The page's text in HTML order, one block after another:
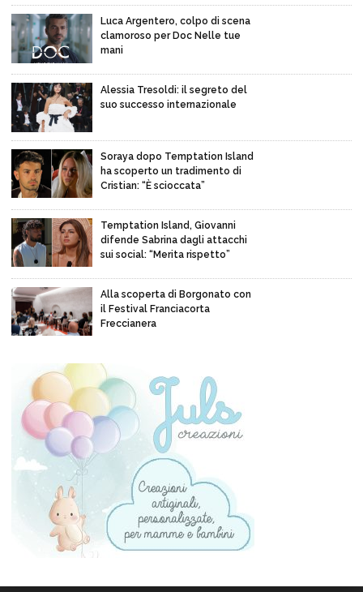
Luca Argentero, colpo di scena
clamoroso per Doc Nelle tue
mani
Alessia Tresoldi: il segreto del
suo successo internazionale
Soraya dopo Temptation Island
ha scoperto un tradimento di
Cristian: “È scioccata”
Temptation Island, Giovanni
difende Sabrina dagli attacchi
sui social: “Merita rispetto”
Alla scoperta di Borgonato con
il Festival Franciacorta
Freccianera